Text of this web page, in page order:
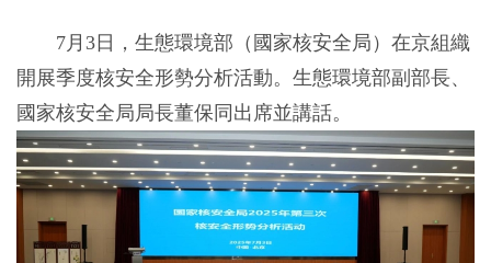
7月3日，生態環境部（國家核安全局）在京組織
開展季度核安全形勢分析活動。生態環境部副部長、
國家核安全局局長董保同出席並講話。